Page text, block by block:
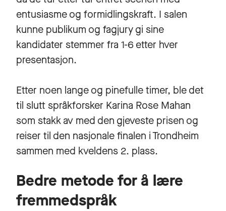
entusiasme og formidlingskraft. I salen
kunne publikum og fagjury gi sine
kandidater stemmer fra 1-6 etter hver
presentasjon.
Etter noen lange og pinefulle timer, ble det
til slutt språkforsker Karina Rose Mahan
som stakk av med den gjeveste prisen og
reiser til den nasjonale finalen i Trondheim
sammen med kveldens 2. plass.
Bedre metode for å lære
fremmedspråk